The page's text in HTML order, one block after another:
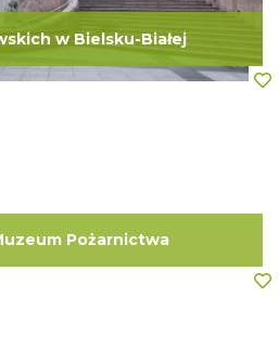
w Bielsku-Białej
Pożarnictwa